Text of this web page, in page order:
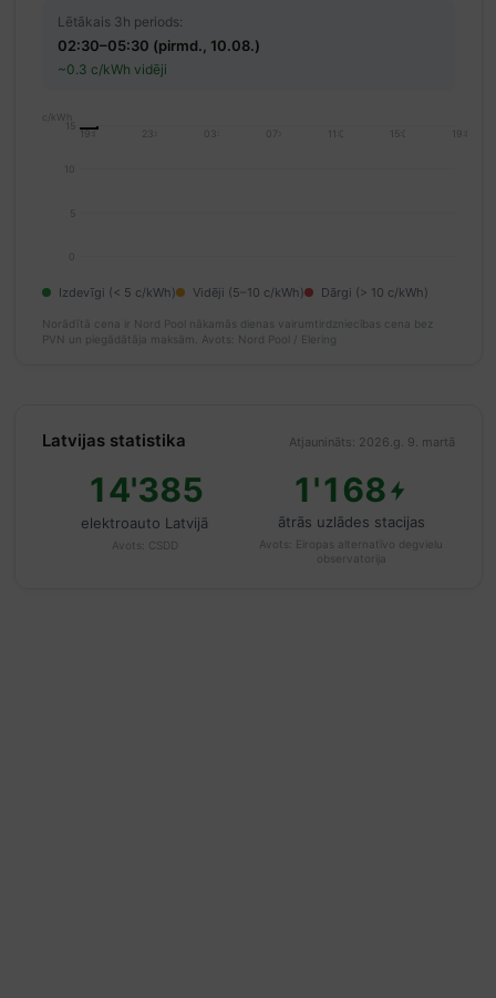
Lētākais 3h periods:
02:30–05:30 (pirmd., 10.08.)
~0.3 c/kWh vidēji
c/kWh
0
5
10
15
19:00 23:00 03:00 07:00 11:00 15:00 19:00
Izdevīgi (< 5 c/kWh) Vidēji (5–10 c/kWh) Dārgi (> 10 c/kWh)
Norādītā cena ir Nord Pool nākamās dienas vairumtirdzniecības cena bez
PVN un piegādātāja maksām.
Avots: Nord Pool / Elering
Latvijas statistika Atjaunināts: 2026.g. 9. martā
14'385
elektroauto Latvijā
Avots: CSDD
1'168
ātrās uzlādes stacijas
Avots: Eiropas alternatīvo degvielu
observatorija